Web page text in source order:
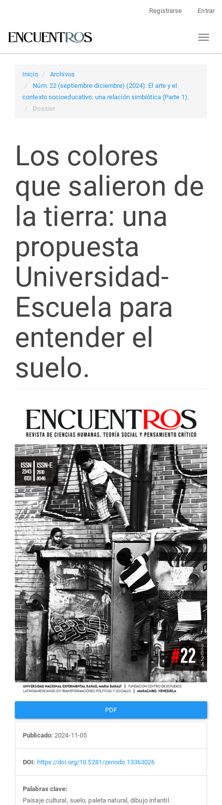
principal
Registrarse Entrar
Toggle
Inicio
Archivos
Núm. 22 (septiembre-diciembre) (2024): El arte y el
contexto socioeducativo: una relación simbiótica (Parte 1).
Dossier
Los colores
que salieron de
la tierra: una
propuesta
Universidad-
Escuela para
entender el
suelo.
Barra
lateral
del
artículo
PDF
Publicado: 2024-11-05
DOI: https://doi.org/10.5281/zenodo.13363026
Palabras clave:
Paisaje cultural, suelo, paleta natural, dibujo infantil.